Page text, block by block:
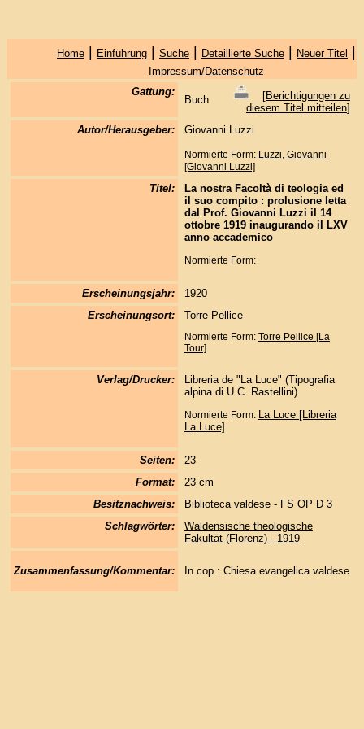
Home| Einführung| Suche| Detaillierte Suche| Neuer Titel |
Impressum/Datenschutz
Gattung:
Buch [Berichtigungen zu
diesem Titel mitteilen]
Autor/Herausgeber:
Giovanni Luzzi
Normierte Form: Luzzi, Giovanni
[Giovanni Luzzi]
Titel:
La nostra Facoltà di teologia ed
il suo compito : prolusione letta
dal Prof. Giovanni Luzzi il 14
ottobre 1919 inaugurando il LXV
anno accademico
Normierte Form:
Erscheinungsjahr:
1920
Erscheinungsort:
Torre Pellice
Normierte Form: Torre Pellice [La
Tour]
Verlag/Drucker:
Libreria de "La Luce" (Tipografia
alpina di U.C. Rastellini)
Normierte Form: La Luce [Libreria
La Luce]
Seiten:
23
Format:
23 cm
Besitznachweis:
Biblioteca valdese - FS OP D 3
Schlagwörter:
Waldensische theologische
Fakultät (Florenz) - 1919
Zusammenfassung/Kommentar: In cop.: Chiesa evangelica valdese